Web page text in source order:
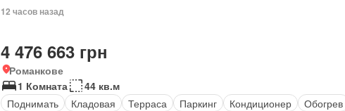
12 часов назад
4 476 663 грн
Романкове
1 Комната
44 кв.м
Поднимать
Кладовая Терраса Паркинг Кондиционер
Обогрев